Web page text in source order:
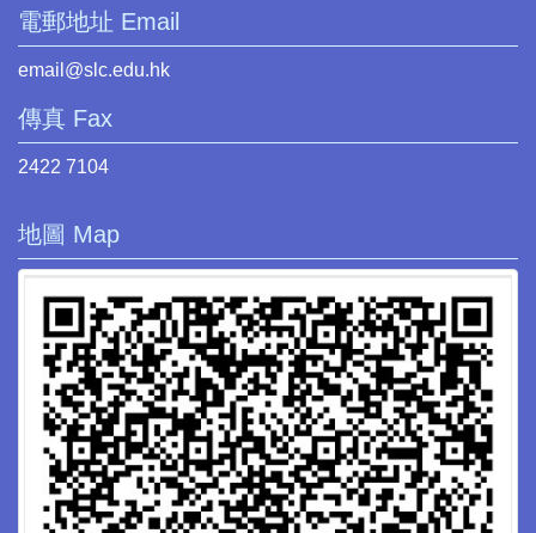
電郵地址 Email
email@slc.edu.hk
傳真 Fax
2422 7104
地圖 Map